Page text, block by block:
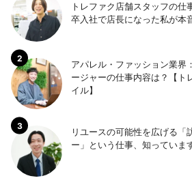
トレファク店舗スタッフの仕
卒入社で店長になった私が本
アパレル・ファッション業界
ージャーの仕事内容は？【ト
イル】
リユースの可能性を広げる「
ー」という仕事、知っていま